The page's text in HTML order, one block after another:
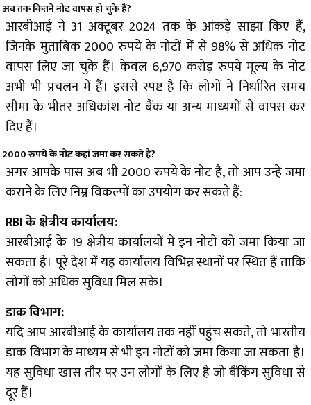
अब तक कितने नोट वापस हो चुके हैं?
आरबीआई ने 31 अक्टूबर 2024 तक के आंकड़े साझा किए हैं,
जिनके मुताबिक 2000 रुपये के नोटों में से 98% से अधिक नोट
वापस लिए जा चुके हैं। केवल 6,970 करोड़ रुपये मूल्य के नोट
अभी भी प्रचलन में हैं। इससे स्पष्ट है कि लोगों ने निर्धारित समय
सीमा के भीतर अधिकांश नोट बैंक या अन्य माध्यमों से वापस कर
दिए हैं।
2000 रुपये के नोट कहां जमा कर सकते हैं?
अगर आपके पास अब भी 2000 रुपये के नोट हैं, तो आप उन्हें जमा
कराने के लिए निम्न विकल्पों का उपयोग कर सकते हैं:
RBI के क्षेत्रीय कार्यालय:
आरबीआई के 19 क्षेत्रीय कार्यालयों में इन नोटों को जमा किया जा
सकता है। पूरे देश में यह कार्यालय विभिन्न स्थानों पर स्थित हैं ताकि
लोगों को अधिक सुविधा मिल सके।
डाक विभाग:
यदि आप आरबीआई के कार्यालय तक नहीं पहुंच सकते, तो भारतीय
डाक विभाग के माध्यम से भी इन नोटों को जमा किया जा सकता है।
यह सुविधा खास तौर पर उन लोगों के लिए है जो बैंकिंग सुविधा से
दूर हैं।